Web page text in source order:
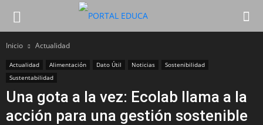
Inicio Actualidad
Actualidad Alimentación Dato Útil Noticias
Sostenibilidad
Sustentabilidad
Una gota a la vez: Ecolab llama a la
acción para una gestión sostenible